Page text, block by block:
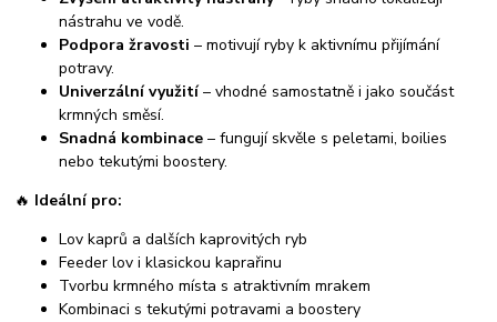
nástrahu ve vodě.
Podpora žravosti – motivují ryby k aktivnímu přijímání
potravy.
Univerzální využití– vhodné samostatně i jako součást
krmných směsí.
Snadná kombinace – fungují skvěle s peletami, boilies
nebo tekutými boostery.
🔥 Ideální pro:
Lov kaprů a dalších kaprovitých ryb
Feeder lov i klasickou kaprařinu
Tvorbu krmného místa s atraktivním mrakem
Kombinaci s tekutými potravami a boostery